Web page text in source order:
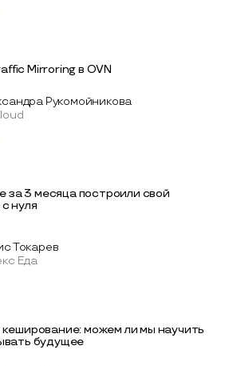
Mirroring в OVN
Рукомойникова
за 3 месяца построили свой
нуля
Токарев
Еда
можем ли мы научить
будущее